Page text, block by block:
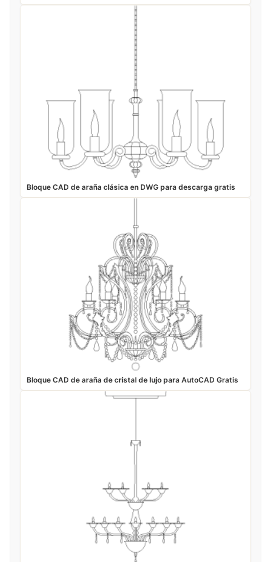
Bloque CAD de araña clásica en DWG para descarga gratis
Bloque CAD de araña de cristal de lujo para AutoCAD Gratis